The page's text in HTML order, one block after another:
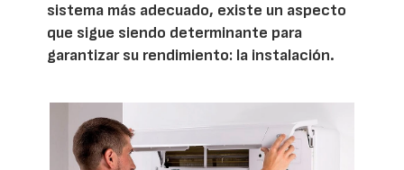
sistema más adecuado, existe un aspecto
que sigue siendo determinante para
garantizar su rendimiento: la instalación.